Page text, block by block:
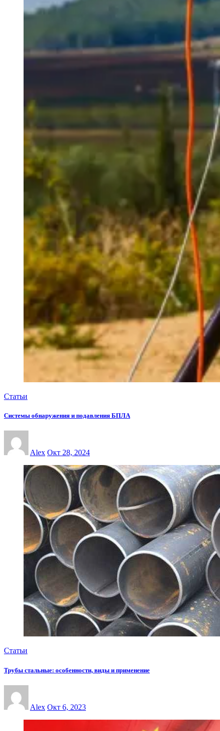
Статьи
Системы обнаружения и подавления БПЛА
Alex Окт 28, 2024
Статьи
Трубы стальные: особенности, виды и применение
Alex Окт 6, 2023